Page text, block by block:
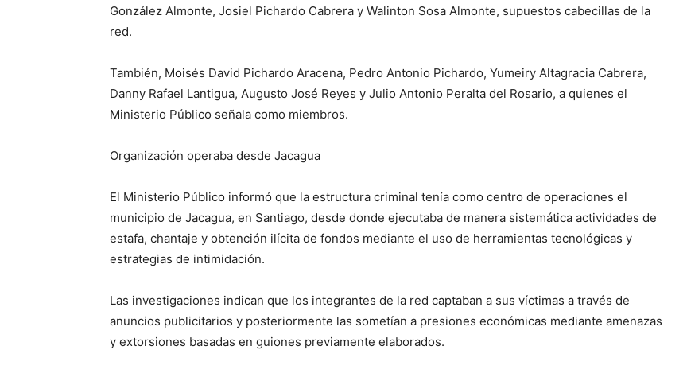
González Almonte, Josiel Pichardo Cabrera y Walinton Sosa Almonte, supuestos cabecillas de la
red.
También, Moisés David Pichardo Aracena, Pedro Antonio Pichardo, Yumeiry Altagracia Cabrera,
Danny Rafael Lantigua, Augusto José Reyes y Julio Antonio Peralta del Rosario, a quienes el
Ministerio Público señala como miembros.
Organización operaba desde Jacagua
El Ministerio Público informó que la estructura criminal tenía como centro de operaciones el
municipio de Jacagua, en Santiago, desde donde ejecutaba de manera sistemática actividades de
estafa, chantaje y obtención ilícita de fondos mediante el uso de herramientas tecnológicas y
estrategias de intimidación.
Las investigaciones indican que los integrantes de la red captaban a sus víctimas a través de
anuncios publicitarios y posteriormente las sometían a presiones económicas mediante amenazas
y extorsiones basadas en guiones previamente elaborados.